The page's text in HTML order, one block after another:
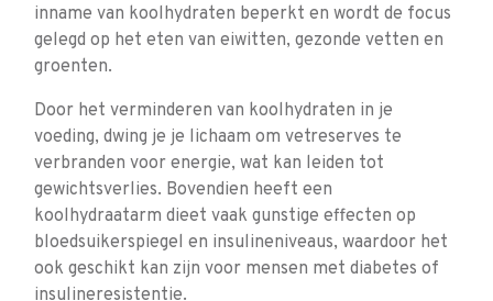
inname van koolhydraten beperkt en wordt de focus
gelegd op het eten van eiwitten, gezonde vetten en
groenten.
Door het verminderen van koolhydraten in je
voeding, dwing je je lichaam om vetreserves te
verbranden voor energie, wat kan leiden tot
gewichtsverlies. Bovendien heeft een
koolhydraatarm dieet vaak gunstige effecten op
bloedsuikerspiegel en insulineniveaus, waardoor het
ook geschikt kan zijn voor mensen met diabetes of
insulineresistentie.